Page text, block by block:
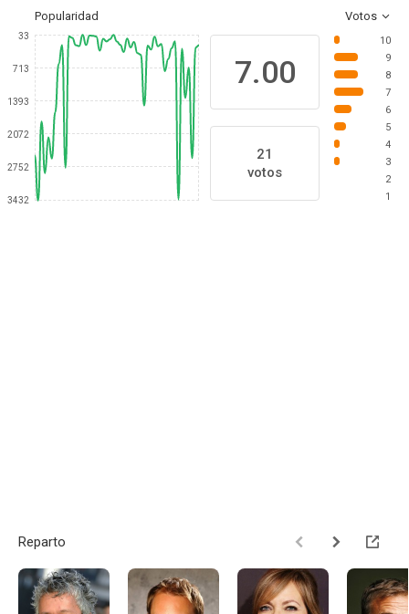
Popularidad Votos
33
713
1393
2072
2752
3432
7.00
21
votos
10
9
8
7
6
5
4
3
2
1
Reparto